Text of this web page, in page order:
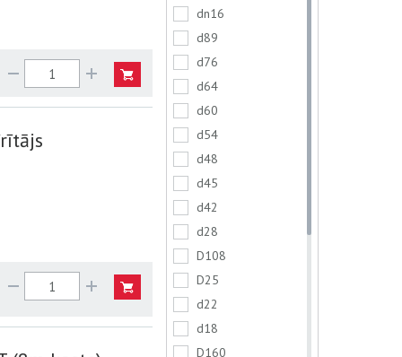
dn16
d89
d76
d64
d60
d54
d48
d45
d42
d28
D108
D25
d22
d18
D160